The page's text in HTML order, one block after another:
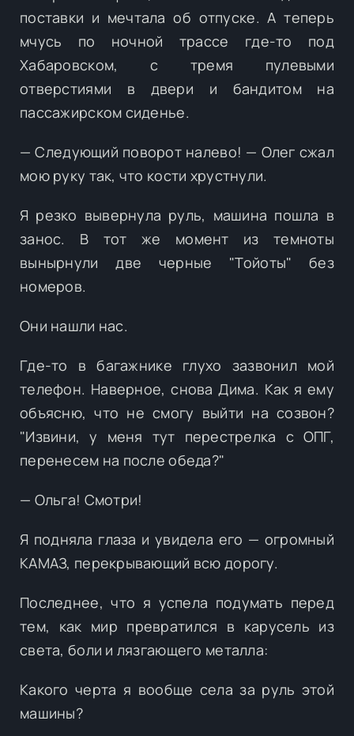
поставки и мечтала об отпуске. А теперь
мчусь по ночной трассе где-то под
Хабаровском, с тремя пулевыми
отверстиями в двери и бандитом на
пассажирском сиденье.
— Следующий поворот налево! — Олег сжал
мою руку так, что кости хрустнули.
Я резко вывернула руль, машина пошла в
занос. В тот же момент из темноты
вынырнули две черные "Тойоты" без
номеров.
Они нашли нас.
Где-то в багажнике глухо зазвонил мой
телефон. Наверное, снова Дима. Как я ему
объясню, что не смогу выйти на созвон?
"Извини, у меня тут перестрелка с ОПГ,
перенесем на после обеда?"
— Ольга! Смотри!
Я подняла глаза и увидела его — огромный
КАМАЗ, перекрывающий всю дорогу.
Последнее, что я успела подумать перед
тем, как мир превратился в карусель из
света, боли и лязгающего металла:
Какого черта я вообще села за руль этой
машины?